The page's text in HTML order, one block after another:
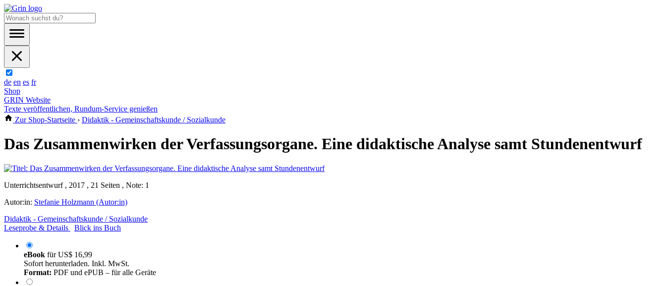
de en es fr
Shop
GRIN Website
Texte veröffentlichen, Rundum-Service genießen
Zur Shop-Startseite › Didaktik - Gemeinschaftskunde / Sozialkunde
Das Zusammenwirken der Verfassungsorgane. Eine didaktische Analyse samt Stundenentwurf
Unterrichtsentwurf , 2017 , 21 Seiten , Note: 1
Autor:in: Stefanie Holzmann (Autor:in)
Didaktik - Gemeinschaftskunde / Sozialkunde
Leseprobe & Details
Blick ins Buch
eBook fürUS$ 16,99
Sofort herunterladen. Inkl. MwSt.
Format: PDF und ePUB – für alle Geräte